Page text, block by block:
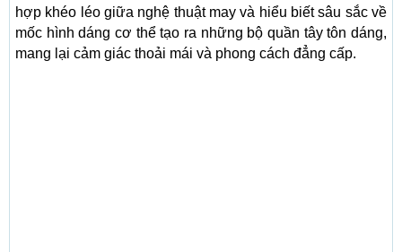
hợp khéo léo giữa nghệ thuật may và hiểu biết sâu sắc về
mốc hình dáng cơ thể tạo ra những bộ quần tây tôn dáng,
mang lại cảm giác thoải mái và phong cách đẳng cấp.